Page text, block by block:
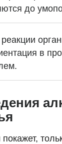
до
в